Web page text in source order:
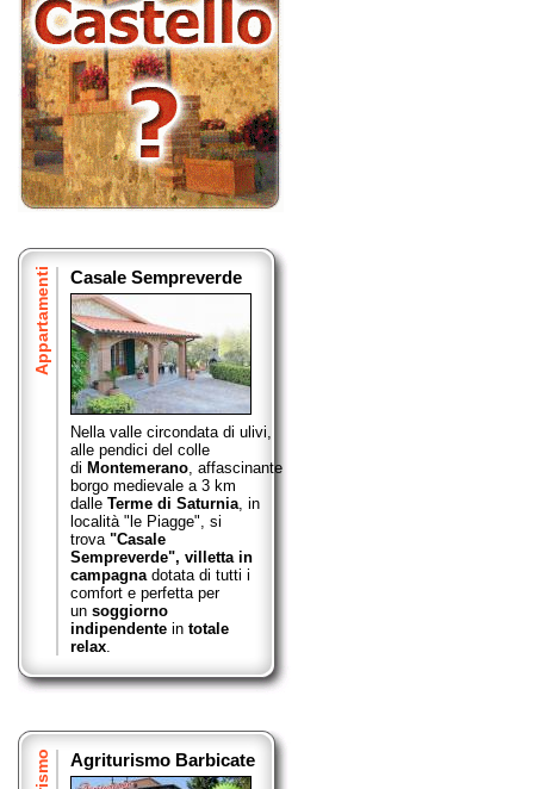
Appartamenti Casale Sempreverde
Nella valle circondata di ulivi,
alle pendici del colle
di Montemerano, affascinante
borgo medievale a 3 km
dalle Terme di Saturnia, in
località "le Piagge", si
trova "Casale
Sempreverde", villetta in
campagna dotata di tutti i
comfort e perfetta per
un soggiorno
indipendente in totale
relax.
Agriturismo Barbicate